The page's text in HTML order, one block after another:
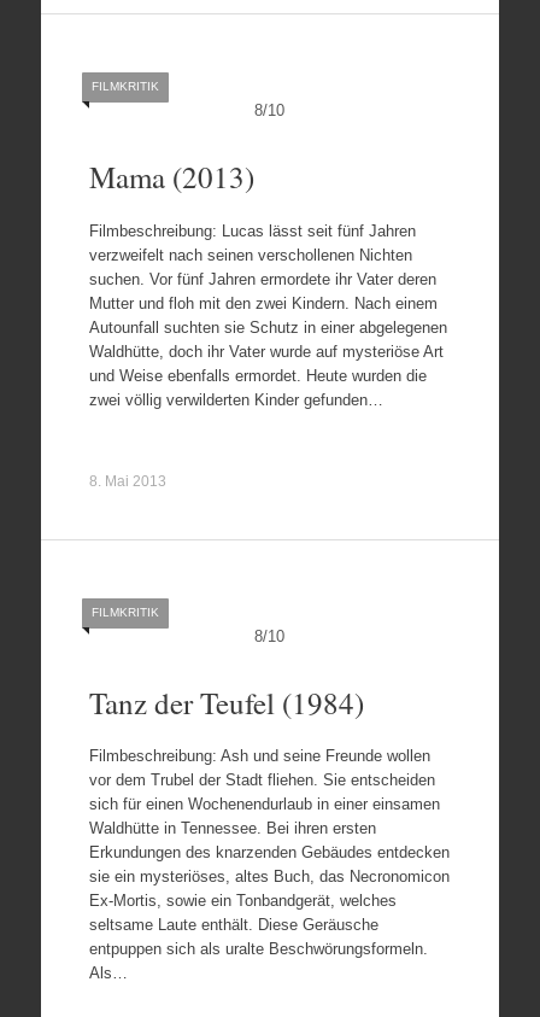
8/10
FILMKRITIK
Mama (2013)
Filmbeschreibung: Lucas lässt seit fünf Jahren
verzweifelt nach seinen verschollenen Nichten
suchen. Vor fünf Jahren ermordete ihr Vater deren
Mutter und floh mit den zwei Kindern. Nach einem
Autounfall suchten sie Schutz in einer abgelegenen
Waldhütte, doch ihr Vater wurde auf mysteriöse Art
und Weise ebenfalls ermordet. Heute wurden die
zwei völlig verwilderten Kinder gefunden…
8. Mai 2013
8/10
FILMKRITIK
Tanz der Teufel (1984)
Filmbeschreibung: Ash und seine Freunde wollen
vor dem Trubel der Stadt fliehen. Sie entscheiden
sich für einen Wochenendurlaub in einer einsamen
Waldhütte in Tennessee. Bei ihren ersten
Erkundungen des knarzenden Gebäudes entdecken
sie ein mysteriöses, altes Buch, das Necronomicon
Ex-Mortis, sowie ein Tonbandgerät, welches
seltsame Laute enthält. Diese Geräusche
entpuppen sich als uralte Beschwörungsformeln.
Als…